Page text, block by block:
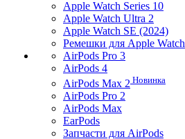
Apple Watch Series 10
Apple Watch Ultra 2
Apple Watch SE (2024)
Ремешки для Apple Watch
AirPods Pro 3
AirPods 4
AirPods Max 2 Новинка
AirPods Pro 2
AirPods Max
EarPods
Запчасти для AirPods